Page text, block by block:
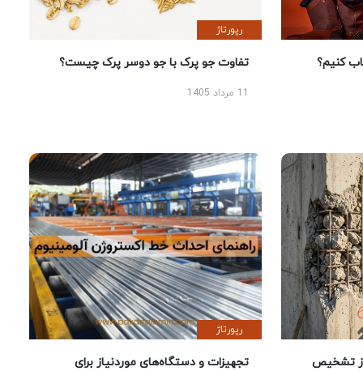
کنیم؟
رپورتاژ
تفاوت جو پرک با جو دوسر پرک چیست؟
تشخیص
رپورتاژ
تجهیزات و دستگاه‌های موردنیاز برای